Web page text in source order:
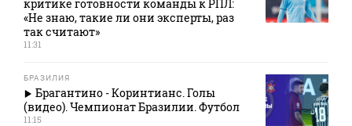
критике готовности команды к РПЛ:
«Не знаю, такие ли они эксперты, раз
так считают»
11:31
БРАЗИЛИЯ
Брагантино - Коринтианс. Голы
(видео). Чемпионат Бразилии. Футбол
11:15